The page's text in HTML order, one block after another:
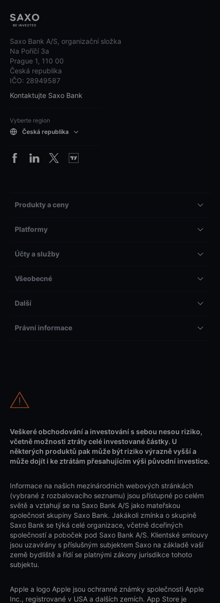
Saxo Bank A/S, organizační složka
Na Poříčí 3a
Prague 1, 110 00
Česká republika
IČO: 28949587
Kontaktujte Saxo Bank
Vyberte region
Česká republika
Produkty a ceny
Platformy
Účty a služby
Všeobecné
Další
Právní informace
Veškeré obchodování a investování s sebou nesou riziko,
včetně možnosti ztráty celé investované částky. U
některých produktů pak může být riziko výrazně vyšší a
může dojít i ke ztrátám přesahujícím výši původní investice.
Informace na našich mezinárodních webových stránkách
(vybrané z rozbalovacího seznamu) jsou přístupné po celém
světě a vztahují se na Saxo Bank A/S jako mateřskou
společnost skupiny Saxo Bank. Jakákoli zmínka o skupině
Saxo Bank se týká celé organizace, včetně dceřiných
společností a poboček pod Saxo Bank A/S. Klientské smlouvy
jsou uzavírány s příslušným subjektem Saxo na základě vaší
země bydliště a řídí se platnými zákony jurisdikce tohoto
subjektu.
Apple a logo Apple jsou ochranné známky společnosti Apple
Inc., registrované v USA a dalších zemích. App Store je